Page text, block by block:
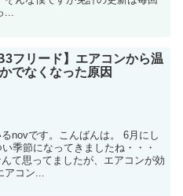
フリード】エアコンから温
でなくなった原因
novです。こんばんは。 6月にし
季節になってきましたね・・・
て思ってましたが、エアコンが効
アコン...